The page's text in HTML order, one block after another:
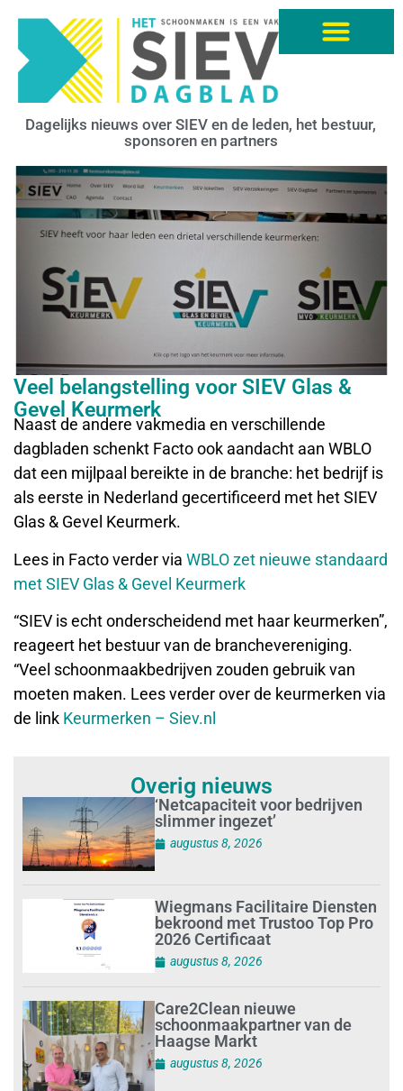
Dagelijks nieuws over SIEV en de leden, het bestuur,
sponsoren en partners
Veel belangstelling voor SIEV Glas &
Gevel Keurmerk
Naast de andere vakmedia en verschillende
dagbladen schenkt Facto ook aandacht aan WBLO
dat een mijlpaal bereikte in de branche: het bedrijf is
als eerste in Nederland gecertificeerd met het SIEV
Glas & Gevel Keurmerk.
Lees in Facto verder via WBLO zet nieuwe standaard
met SIEV Glas & Gevel Keurmerk
“SIEV is echt onderscheidend met haar keurmerken”,
reageert het bestuur van de branchevereniging.
“Veel schoonmaakbedrijven zouden gebruik van
moeten maken. Lees verder over de keurmerken via
de link Keurmerken – Siev.nl
Overig nieuws
‘Netcapaciteit voor bedrijven
slimmer ingezet’
augustus 8, 2026
Wiegmans Facilitaire Diensten
bekroond met Trustoo Top Pro
2026 Certificaat
augustus 8, 2026
Care2Clean nieuwe
schoonmaakpartner van de
Haagse Markt
augustus 8, 2026